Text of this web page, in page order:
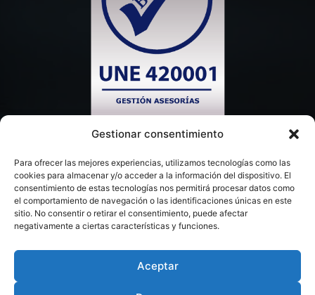
Gestionar consentimiento
Para ofrecer las mejores experiencias, utilizamos tecnologías como las
cookies para almacenar y/o acceder a la información del dispositivo. El
consentimiento de estas tecnologías nos permitirá procesar datos como
el comportamiento de navegación o las identificaciones únicas en este
sitio. No consentir o retirar el consentimiento, puede afectar
negativamente a ciertas características y funciones.
Aceptar